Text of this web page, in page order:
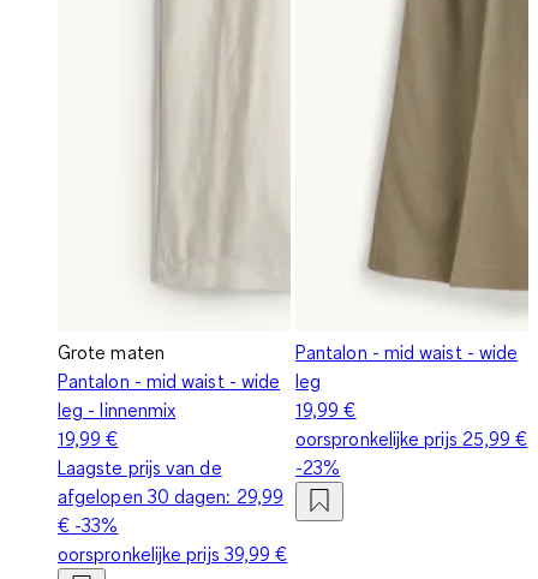
Grote maten
Pantalon - mid waist - wide
leg - linnenmix
19,99 €
Laagste prijs van de
afgelopen 30 dagen: 29,99
€ -33%
oorspronkelijke prijs 39,99 €
Pantalon - mid waist - wide
leg
19,99 €
oorspronkelijke prijs 25,99 €
-23%